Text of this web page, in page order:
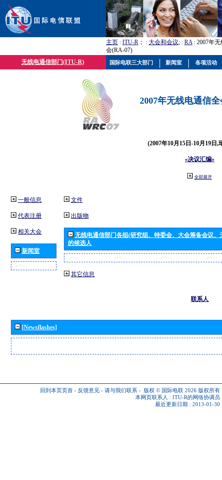
主页 : ITU-R ； : 大会和会议; : RA: 2007年
会(RA-07)
无线电通信部门(ITU-R)
2007年无线电通信
(2007年10月15日-10月19日,
«决议汇编»
全部展开
一般信息
代表注册
相关大会
新闻室
文件
出版物
无线电通信部门各组(研究组、特委会、大会筹备会议
的候选人
其它信息
联系人
[Newsflashes]
回到本页页首 - 反馈意见 - 请与我们联系 - 版权 © 国际电联 2026 版权所有
本网页联系人 : ITU-R的网络协调员
最近更新日期 : 2013-01-30
国际电联三大部门 新闻室 各项活动